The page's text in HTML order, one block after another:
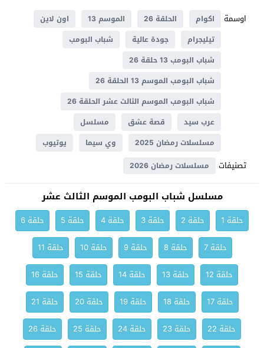
اوسمة
اكوام الحلقة 26 الموسم 13
اون لاين
تيليجرام
جودة عالية
شباب البومب
شباب البومب 13 حلقة 26
شباب البومب الموسم 13 الحلقة 26
شباب البومب الموسم الثالث عشر الحلقة 26
عرب سيد
قصة عشق
مسلسل
مسلسلات رمضان 2025
وي سيما يوتيوب
تصنيفات مسلسلات رمضان 2026
مسلسل شباب البومب الموسم الثالث عشر
حلقة 1 حلقة 2 حلقة 3 حلقة 4 حلقة 5
حلقة 6
حلقة 7
حلقة 8 حلقة 9 حلقة 10
حلقة 11
حلقة 12
حلقة 13 حلقة 14 حلقة 15
حلقة 16
حلقة 17
حلقة 18 حلقة 19 حلقة 20
حلقة 21
حلقة 22
حلقة 23 حلقة 24 حلقة 25
حلقة 26